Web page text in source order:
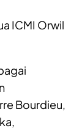
ICMI Orwil
Bourdieu,